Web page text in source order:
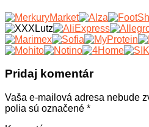
Pridaj komentár
Vaša e-mailová adresa nebude
polia sú označené *